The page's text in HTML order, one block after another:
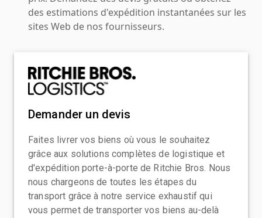
des estimations d'expédition instantanées sur les
sites Web de nos fournisseurs.
Demander un devis
Faites livrer vos biens où vous le souhaitez
grâce aux solutions complètes de logistique et
d'expédition porte-à-porte de Ritchie Bros. Nous
nous chargeons de toutes les étapes du
transport grâce à notre service exhaustif qui
vous permet de transporter vos biens au-delà